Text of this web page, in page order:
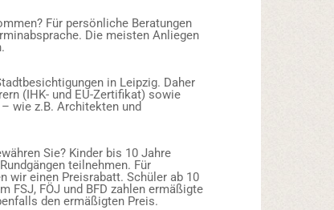
Für persönliche Beratungen
Die meisten Anliegen
in Leipzig. Daher
(IHK- und EU-Zertifikat) sowie
wie z.B. Architekten und
Sie? Kinder bis 10 Jahre
teilnehmen. Für
wir einen Preisrabatt. Schüler ab 10
FSJ, FÖJ und BFD zahlen ermäßigte
den ermäßigten Preis.